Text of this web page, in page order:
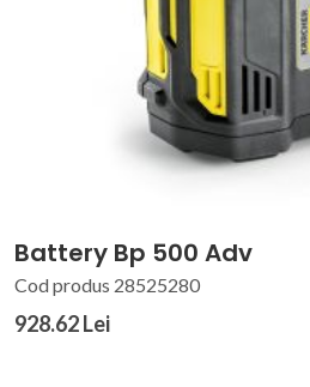
Battery Bp 500 Adv
Cod produs 28525280
928.62 Lei